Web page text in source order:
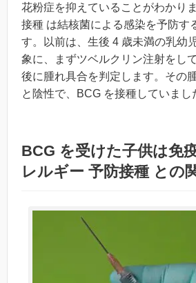
花粉症を抑えていることがわかり
接種 は結核菌による感染を予防す
す。以前は、生後 4 歳未満の乳幼
象に、まずツベルクリン注射をし
後に腫れ具合を判定します。その
と陰性で、BCG を接種していまし
BCG を受けた子供は免
レルギー 予防接種 との